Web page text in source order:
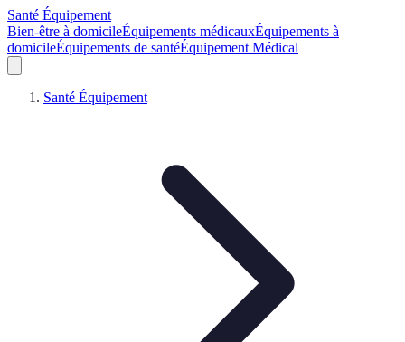
Santé Équipement
Bien-être à domicileÉquipements médicauxÉquipements à
domicileÉquipements de santéÉquipement Médical
Santé Équipement